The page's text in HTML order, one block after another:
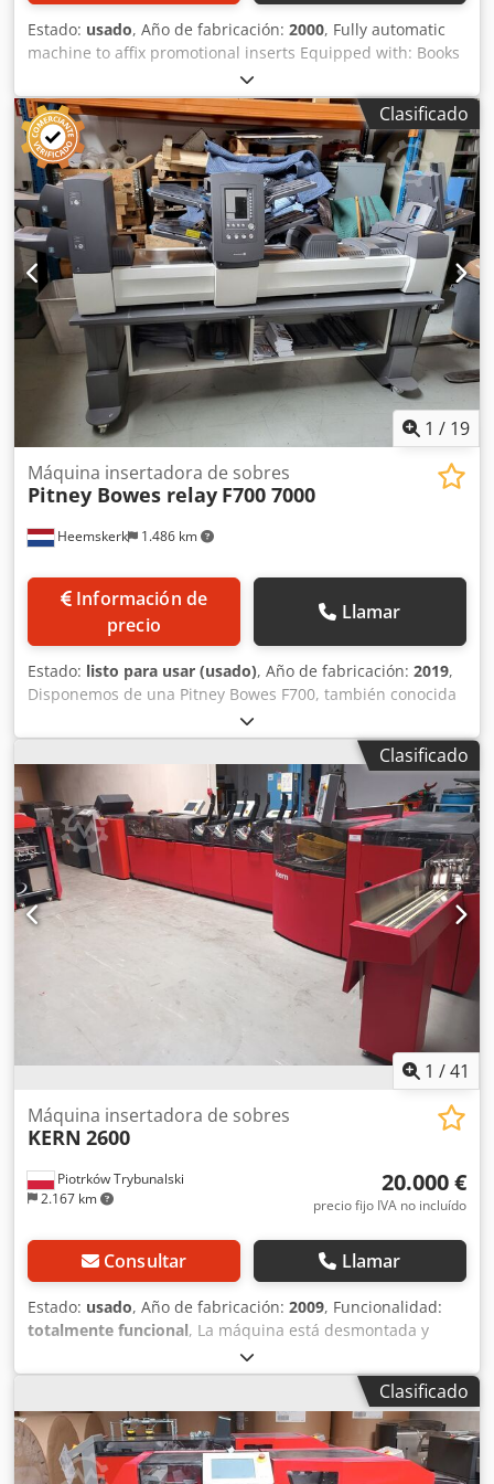
Estado: usado, Año de fabricación: 2000, Fully automatic
machine to affix promotional inserts Equipped with: Books
pile feeder Feeding Measuring book height Opening cover
Counting/opening Tearing Feeding promotional material
Separating promotional material Adjusting promotional
material Cutting promotional material Gluing promotional
material Sticking in Pressing Delivery Technical data: Max.
size: 316 x 216 mm Min. size: 90 x 60 mm Max output: 1200
pieces/hour Thickness 3 – 25 mm Cjdpfx Akjy Syr De Uerf
Promotional inserts: single/folded sheets, thinly bound
products (max. 1,5 mm thick) Where to insert: directly into
the end sheet behind the end sheet, behind the title page
Clasificado
1 / 19
Heemskerk 1.486 km
Máquina insertadora de sobres
Pitney Bowes relay F700 7000
Información de
precio
Llamar
Estado: listo para usar (usado), Año de fabricación: 2019,
Disponemos de una Pitney Bowes F700, también conocida
como Relay 7000, máquina ensobradora disponible. La
máquina es del año 2019 y solo ha procesado 1.763.359
sobres. Funciona sin problemas según nuestras pruebas.
Configuración: 2 alimentadores principales -
alimentadores de alta capacidad 4 alimentadores de
documentos - con bandejas adicionales de alimentación,
permite alternar entre documentos y suplementos
plegados Estación de plegado Estación de sobres Crsdjy R
A D Tspfx Ak Uof
Clasificado
1 /41
Piotrków Trybunalski
2.167 km
Máquina insertadora de sobres
KERN 2600
20.000 €
precio fijo IVA no incluído
Consultar Llamar
Estado: usado, Año de fabricación: 2009, Funcionalidad:
totalmente funcional, La máquina está desmontada y
almacenada en un almacén. Fotos de los módulos están
disponibles a petición. Por favor, presenten ofertas
razonables. Tenemos a la venta una máquina Kern 2600, a
continuación se presenta información sobre la
ensobradora ofrecida: Equipada con Mail Factory Módulo
de inserción y sellado KVS Cortador K990 (escáner
Clasificado